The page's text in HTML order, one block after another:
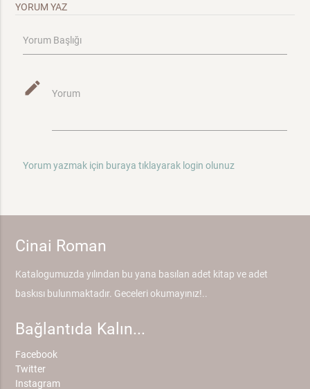
YORUM YAZ
Yorum Başlığı
mode_edit Yorum
Yorum yazmak için buraya tıklayarak login olunuz
Cinai Roman
Katalogumuzda yılından bu yana basılan adet kitap ve adet
baskısı bulunmaktadır. Geceleri okumayınız!..
Bağlantıda Kalın...
Facebook
Twitter
Instagram